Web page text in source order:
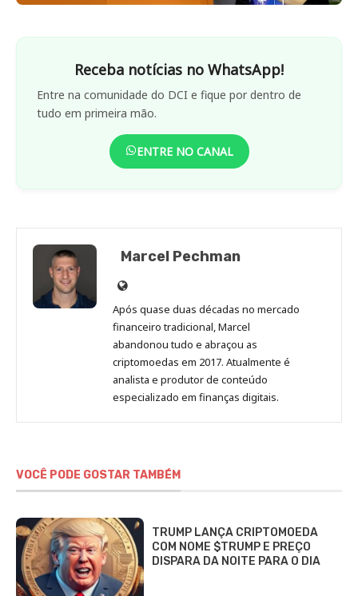
Receba notícias no WhatsApp!
Entre na comunidade do DCI e fique por dentro de
tudo em primeira mão.
ENTRE NO CANAL
Marcel Pechman
Site
de
Marcel
Pechman
Após quase duas décadas no mercado
financeiro tradicional, Marcel
abandonou tudo e abraçou as
criptomoedas em 2017. Atualmente é
analista e produtor de conteúdo
especializado em finanças digitais.
VOCÊ PODE GOSTAR TAMBÉM
TRUMP LANÇA CRIPTOMOEDA
COM NOME $TRUMP E PREÇO
DISPARA DA NOITE PARA O DIA